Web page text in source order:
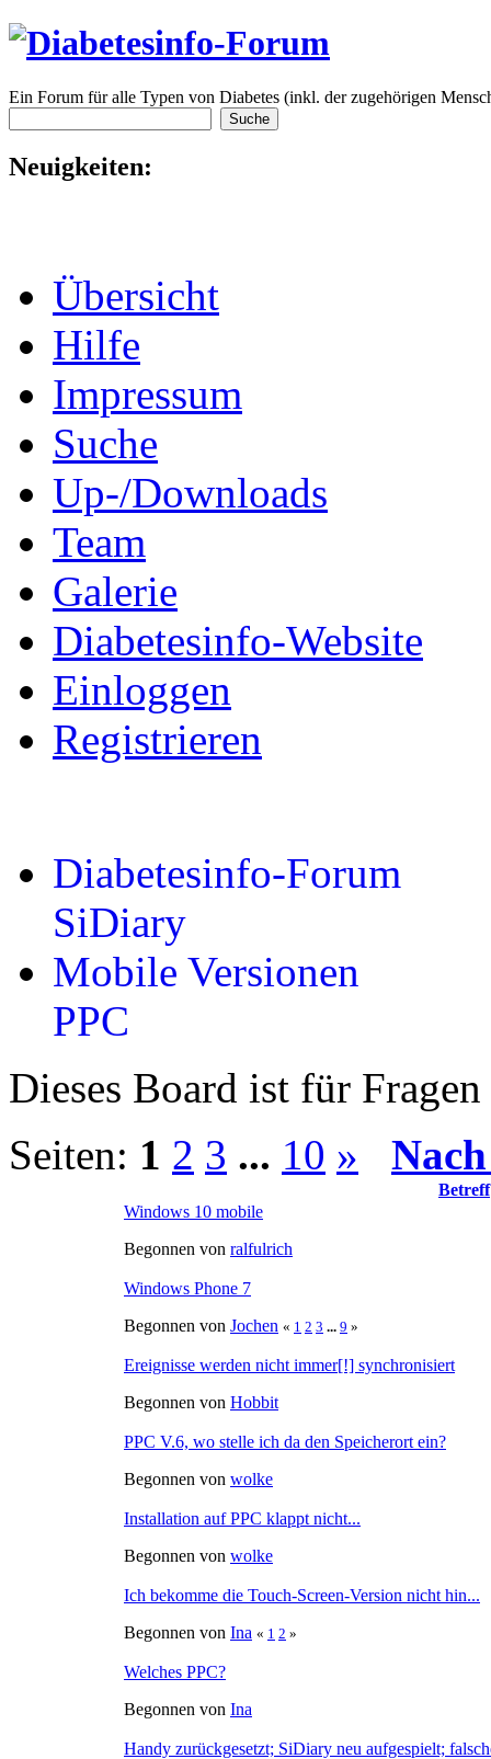
Ein Forum für alle Typen von Diabetes (inkl. der zugehörigen
Neuigkeiten:
Übersicht
Hilfe
Impressum
Suche
Up-/Downloads
Team
Galerie
Diabetesinfo-Website
Einloggen
Registrieren
Diabetesinfo-Forum
SiDiary
Mobile Versionen
PPC
Dieses Board ist für
Seiten: 1 2 3 ... 10 »
Betreff
Windows 10 mobile
Begonnen von ralfulrich
Windows Phone 7
Begonnen von Jochen « 1 2 3 ... 9 »
Ereignisse werden nicht immer[!] synchronisiert
Begonnen von Hobbit
PPC V.6, wo stelle ich da den Speicherort ein?
Begonnen von wolke
Installation auf PPC klappt nicht...
Begonnen von wolke
Ich bekomme die Touch-Screen-Version nicht hin...
Begonnen von Ina « 1 2 »
Welches PPC?
Begonnen von Ina
Handy zurückgesetzt; SiDiary neu aufgespielt;